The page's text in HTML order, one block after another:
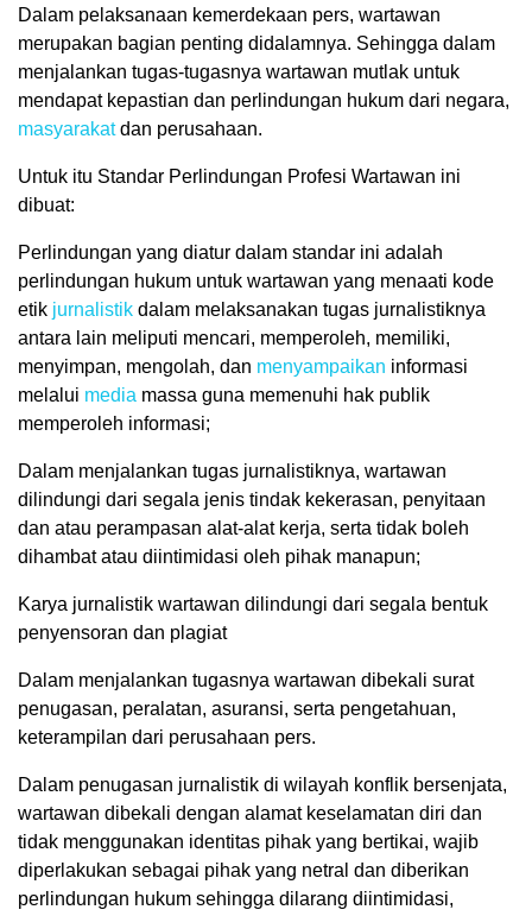
Dalam pelaksanaan kemerdekaan pers, wartawan
merupakan bagian penting didalamnya. Sehingga dalam
menjalankan tugas-tugasnya wartawan mutlak untuk
mendapat kepastian dan perlindungan hukum dari negara,
masyarakatdan perusahaan.
Untuk itu Standar Perlindungan Profesi Wartawan ini
dibuat:
Perlindungan yang diatur dalam standar ini adalah
perlindungan hukum untuk wartawan yang menaati kode
etik jurnalistik dalam melaksanakan tugas jurnalistiknya
antara lain meliputi mencari, memperoleh, memiliki,
menyimpan, mengolah, dan menyampaikan informasi
melalui media massa guna memenuhi hak publik
memperoleh informasi;
Dalam menjalankan tugas jurnalistiknya, wartawan
dilindungi dari segala jenis tindak kekerasan, penyitaan
dan atau perampasan alat-alat kerja, serta tidak boleh
dihambat atau diintimidasi oleh pihak manapun;
Karya jurnalistik wartawan dilindungi dari segala bentuk
penyensoran dan plagiat
Dalam menjalankan tugasnya wartawan dibekali surat
penugasan, peralatan, asuransi, serta pengetahuan,
keterampilan dari perusahaan pers.
Dalam penugasan jurnalistik di wilayah konflik bersenjata,
wartawan dibekali dengan alamat keselamatan diri dan
tidak menggunakan identitas pihak yang bertikai, wajib
diperlakukan sebagai pihak yang netral dan diberikan
perlindungan hukum sehingga dilarang diintimidasi,